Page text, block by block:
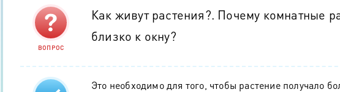
ВОПРОС
Как живут растения?. Почему комнатные
близко к окну?
Это необходимо для того, чтобы растение получало